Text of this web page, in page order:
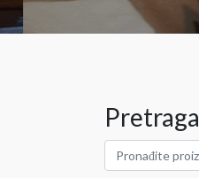
Pretraga